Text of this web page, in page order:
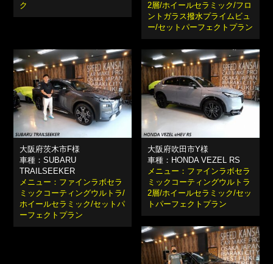
ク
2層/ホイールセラミック/フロ
ントガラス撥水プライムビュ
ー/セットパーフェクトプラン
大阪府茨木市F様
車種：SUBARU
TRAILSEEKER
メニュー：ファインラボセラ
ミックコーティングウルトラ/
ホイールセラミック/セットパ
ーフェクトプラン
大阪府吹田市Y様
車種：HONDA VEZEL RS
メニュー：ファインラボセラ
ミックコーティングウルトラ
2層/ホイールセラミック/セッ
トパーフェクトプラン